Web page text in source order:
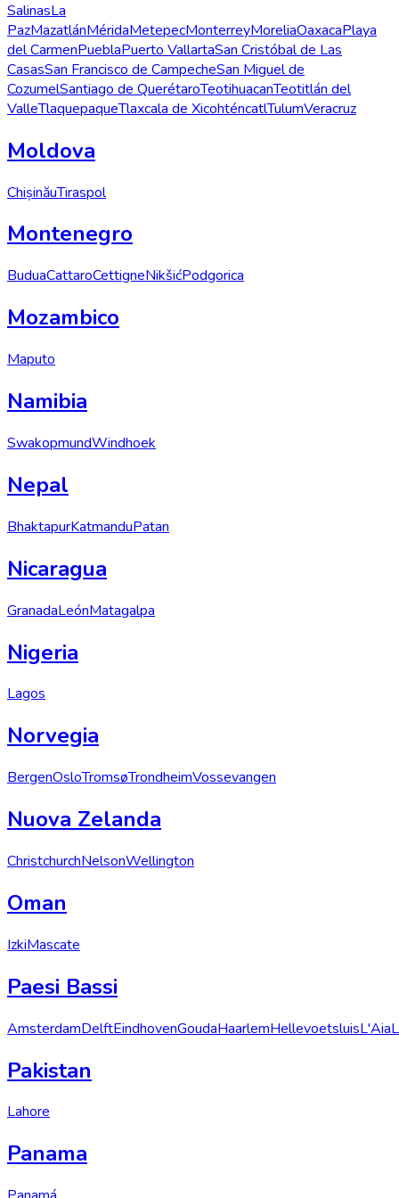
SalinasLa
PazMazatlánMéridaMetepecMonterreyMoreliaOaxacaPlaya
del CarmenPueblaPuerto VallartaSan Cristóbal de Las
CasasSan Francisco de CampecheSan Miguel de
CozumelSantiago de QuerétaroTeotihuacanTeotitlán del
ValleTlaquepaqueTlaxcala de XicohténcatlTulumVeracruz
Moldova
ChișinăuTiraspol
Montenegro
BuduaCattaroCettigneNikšićPodgorica
Mozambico
Maputo
Namibia
SwakopmundWindhoek
Nepal
BhaktapurKatmanduPatan
Nicaragua
GranadaLeónMatagalpa
Nigeria
Lagos
Norvegia
BergenOsloTromsøTrondheimVossevangen
Nuova Zelanda
ChristchurchNelsonWellington
Oman
IzkiMascate
Paesi Bassi
AmsterdamDelftEindhovenGoudaHaarlemHellevoetsluisL'Aia
Pakistan
Lahore
Panama